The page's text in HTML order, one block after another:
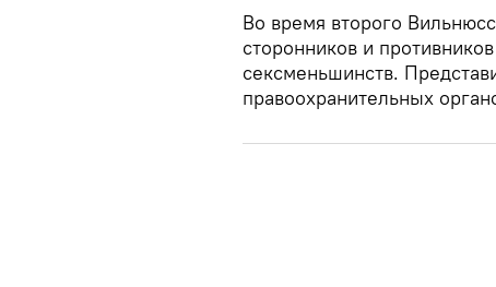
Во время второго
сторонников и
сексменьшинств.
правоохранительных